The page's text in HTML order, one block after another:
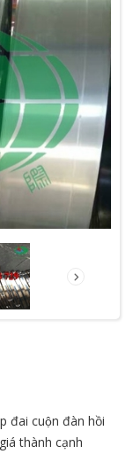
đai cuộn đàn hồi
thành cạnh